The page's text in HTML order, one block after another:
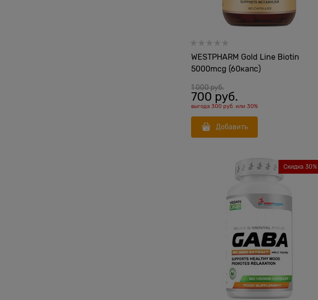
WESTPHARM Gold Line Biotin
5000mcg (60капс)
1 000 руб.
700 руб.
выгода 300 руб. или 30%
Добавить
Скидка 30%